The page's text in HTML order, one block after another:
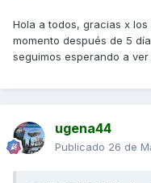
Hola a todos, gracias x
momento después de 5
seguimos esperando a
ugena44
Publicado 26 de